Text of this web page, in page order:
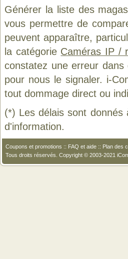
Générer la liste des
vous permettre de
peuvent apparaître,
la catégorie Caméras IP /
constatez une erreur
pour nous le signaler. i-
tout dommage direct ou
(*) Les délais sont
d'information.
Coupons et promotions :: FAQ et aide :: Plan des
Tous droits réservés. Copyright © 2003-2021